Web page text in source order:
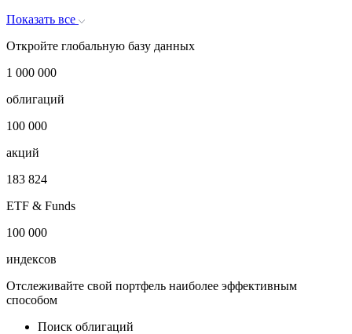
Показать все
Откройте глобальную базу данных
1 000 000
облигаций
100 000
акций
183 824
ETF & Funds
100 000
индексов
Отслеживайте свой портфель наиболее эффективным
способом
Поиск облигаций